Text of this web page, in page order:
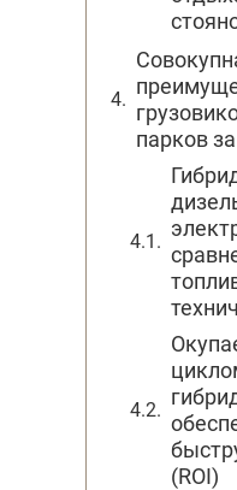
парков
(ROI)